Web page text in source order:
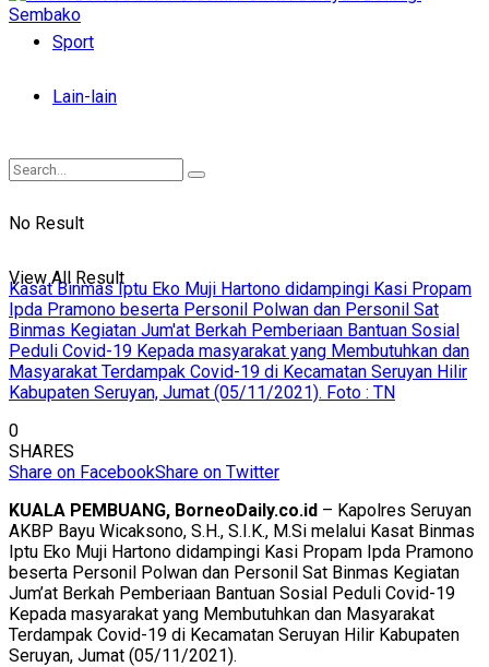
Sport
Lain-lain
No Result
View All Result
Kasat Binmas Iptu Eko Muji Hartono didampingi Kasi Propam
Ipda Pramono beserta Personil Polwan dan Personil Sat
Binmas Kegiatan Jum'at Berkah Pemberiaan Bantuan Sosial
Peduli Covid-19 Kepada masyarakat yang Membutuhkan dan
Masyarakat Terdampak Covid-19 di Kecamatan Seruyan Hilir
Kabupaten Seruyan, Jumat (05/11/2021). Foto : TN
0
SHARES
Share on FacebookShare on Twitter
KUALA PEMBUANG, BorneoDaily.co.id – Kapolres Seruyan
AKBP Bayu Wicaksono, S.H., S.I.K., M.Si melalui Kasat Binmas
Iptu Eko Muji Hartono didampingi Kasi Propam Ipda Pramono
beserta Personil Polwan dan Personil Sat Binmas Kegiatan
Jum’at Berkah Pemberiaan Bantuan Sosial Peduli Covid-19
Kepada masyarakat yang Membutuhkan dan Masyarakat
Terdampak Covid-19 di Kecamatan Seruyan Hilir Kabupaten
Seruyan, Jumat (05/11/2021).